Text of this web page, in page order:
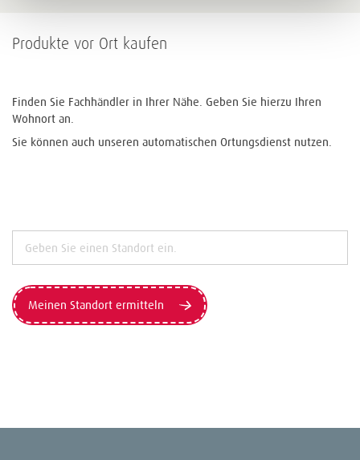
Produkte vor Ort kaufen
Finden Sie Fachhändler in Ihrer Nähe. Geben Sie hierzu Ihren
Wohnort an.
Sie können auch unseren automatischen Ortungsdienst nutzen.
Meinen Standort ermitteln